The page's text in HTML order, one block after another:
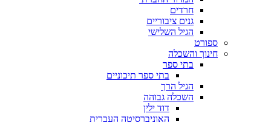
חרדים
גנים ציבוריים
הגיל השלישי
ספורט
חינוך והשכלה
בתי ספר
בתי ספר תיכוניים
הגיל הרך
השכלה גבוהה
דוד ילין
האוניברסיטה העברית